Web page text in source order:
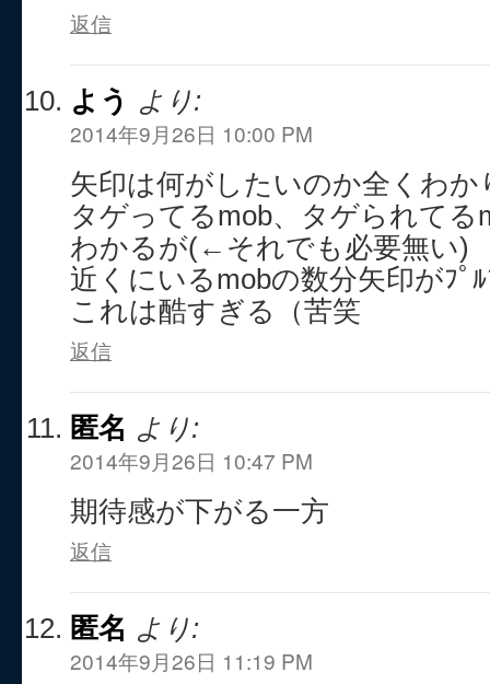
返信
よう より:
2014年9月26日 10:00 PM
矢印は何がしたいのか全くわか
タゲってるmob、タゲられてる
わかるが(←それでも必要無い)
近くにいるmobの数分矢印がﾌﾟﾙ
これは酷すぎる（苦笑
返信
匿名 より:
2014年9月26日 10:47 PM
期待感が下がる一方
返信
匿名 より:
2014年9月26日 11:19 PM